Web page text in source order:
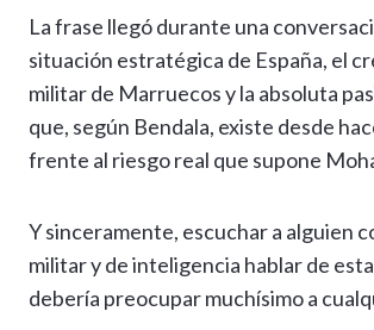
La frase llegó durante una
situación estratégica de España, el
militar de Marruecos y la absoluta
que, según Bendala, existe desde
frente al riesgo real que supone
Y sinceramente, escuchar a alguien
militar y de inteligencia hablar de
debería preocupar muchísimo a